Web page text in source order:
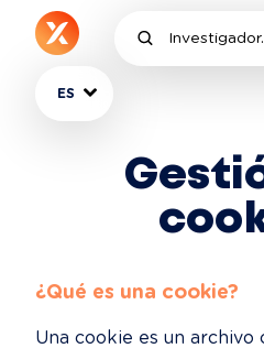
ES
¿Qué es una cookie?
Una cookie es un archivo